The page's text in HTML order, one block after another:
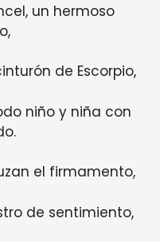
un hermoso
de Escorpio,
niño y niña con
el firmamento,
de sentimiento,